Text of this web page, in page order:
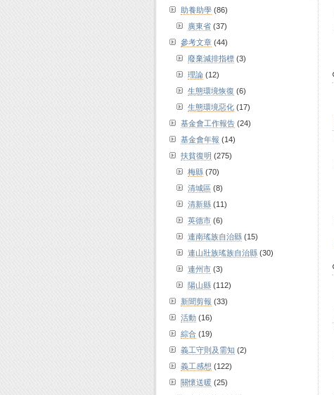
助養助學 (86)
廣東省 (37)
參考文章 (44)
廢棄減排指標 (3)
理論 (12)
生態環境恢復 (6)
生態環境惡化 (17)
基金會工作報告 (24)
基金會年報 (14)
扶貧復明 (275)
梅縣 (70)
清城區 (8)
清新縣 (11)
英德市 (6)
連南瑤族自治縣 (15)
連山壯族瑤族自治縣 (30)
連州市 (3)
陽山縣 (112)
新聞剪報 (33)
活動 (16)
綜合 (19)
義工守則及需知 (2)
義工感想 (122)
關懷送暖 (25)